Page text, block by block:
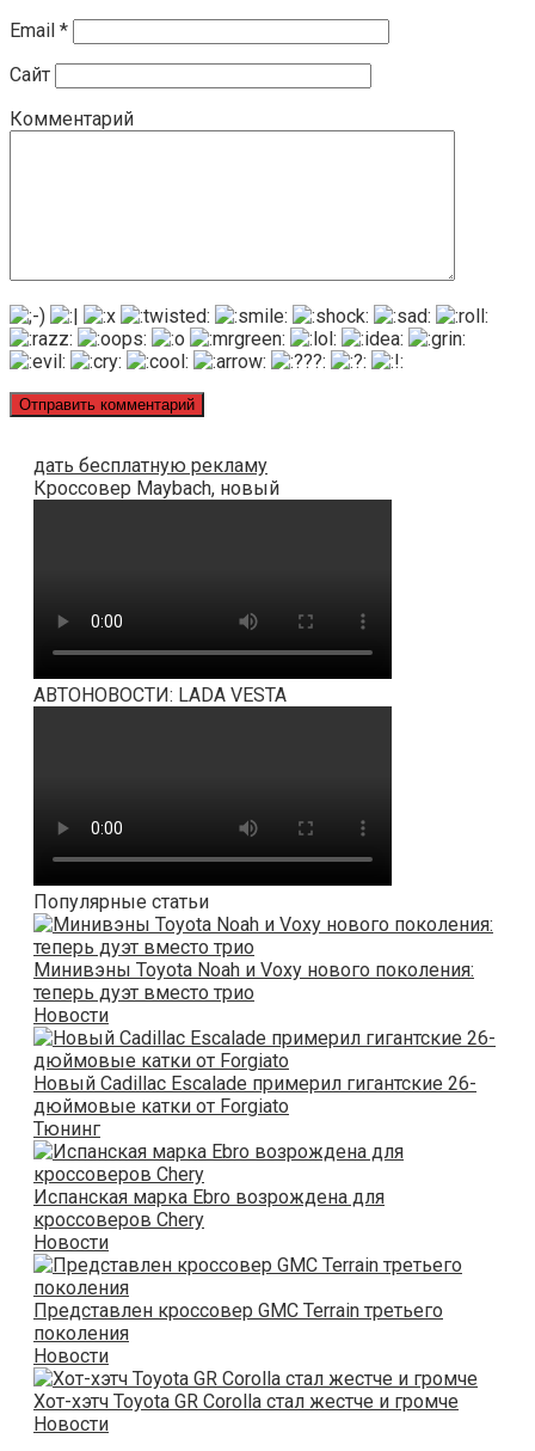
Email *
Сайт
Комментарий
дать бесплатную рекламу
Кроссовер Maybach, новый
АВТОНОВОСТИ: LADA VESTA
Популярные статьи
Минивэны Toyota Noah и Voxy нового поколения:
теперь дуэт вместо трио
Новости
Новый Cadillac Escalade примерил гигантские 26-
дюймовые катки от Forgiato
Тюнинг
Испанская марка Ebro возрождена для
кроссоверов Chery
Новости
Представлен кроссовер GMC Terrain третьего
поколения
Новости
Хот-хэтч Toyota GR Corolla стал жестче и громче
Новости